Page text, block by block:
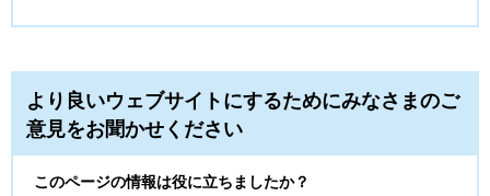
より良いウェブサイトにするためにみなさまのご
意見をお聞かせください
このページの情報は役に立ちましたか？